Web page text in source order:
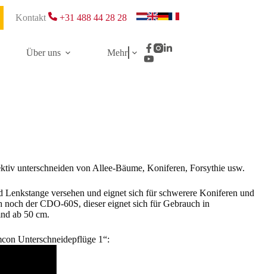
Kontakt +31 488 44 28 28
Über uns Mehr
unterschneiden von Allee-Bäume, Koniferen, Forsythie usw.
versehen und eignet sich für schwerere Koniferen und
noch der CDO-60S, dieser eignet sich für Gebrauch in
ab 50 cm.
Unterschneidepflüge 1“: